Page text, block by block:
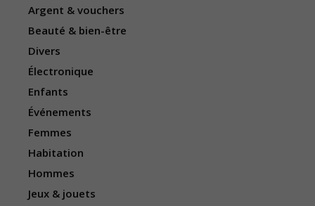
Argent & vouchers
Beauté & bien-être
Divers
Électronique
Enfants
Événements
Femmes
Habitation
Hommes
Jeux & jouets